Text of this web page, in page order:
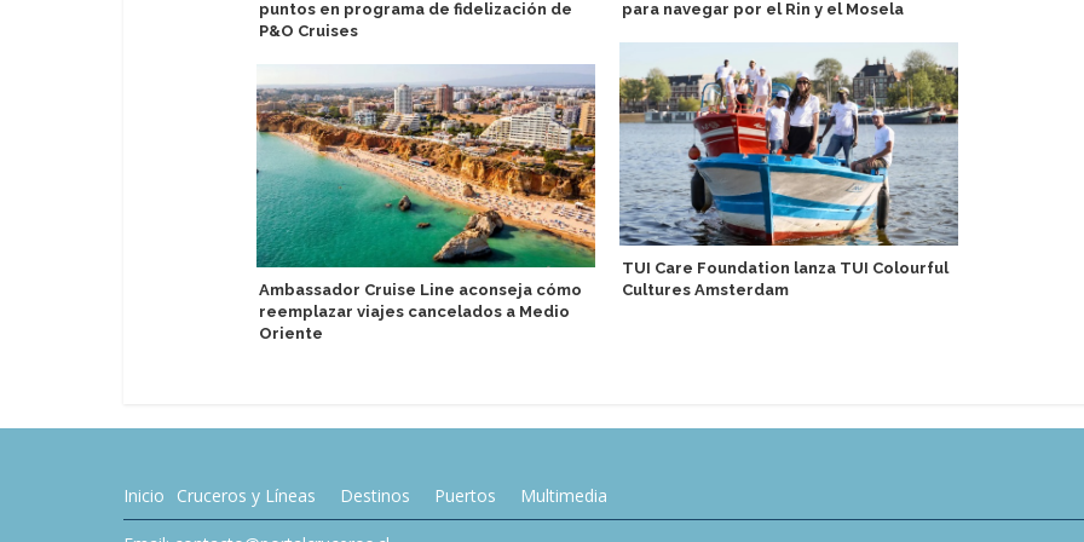
puntos en programa de fidelización de
P&O Cruises
Ambassador Cruise Line aconseja cómo
reemplazar viajes cancelados a Medio
Oriente
para navegar por el Rin y el Mosela
TUI Care Foundation lanza TUI Colourful
Cultures Amsterdam
Inicio Cruceros y Líneas Destinos Puertos Multimedia